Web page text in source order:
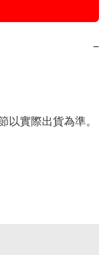
−
以實際出貨為準。